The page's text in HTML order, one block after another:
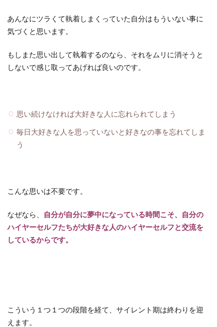
あんなにツラくて執着しまくっていた自分はもういない事に
気づくと思います。
もしまた思い出して執着するのなら、それをムリに消そうと
しないで感じ取ってあげれば良いのです。
思い続けなければ大好きな人に忘れられてしまう
毎日大好きな人を思っていないと好きなの事を忘れてしま
う
こんな思いは不要です。
なぜなら、
自分が自分に夢中になっている時間こそ、自分の
ハイヤーセルフたちが大好きな人のハイヤーセルフと交流を
しているからです。
こういう１つ１つの段階を経て、サイレント期は終わりを迎
えます。